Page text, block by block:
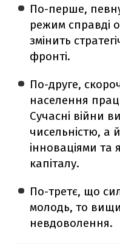
По-перше, певну
режим справді
змінить
фронті.
По-друге,
населення
Сучасні війни
чисельністю, а
інноваціями та
капіталу.
По-третє, що
молодь, то
невдоволення.